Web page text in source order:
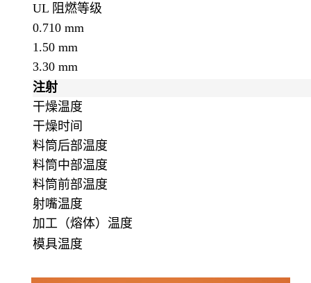
UL 阻燃等级
0.710 mm
1.50 mm
3.30 mm
注射
干燥温度
干燥时间
料筒后部温度
料筒中部温度
料筒前部温度
射嘴温度
加工（熔体）温度
模具温度